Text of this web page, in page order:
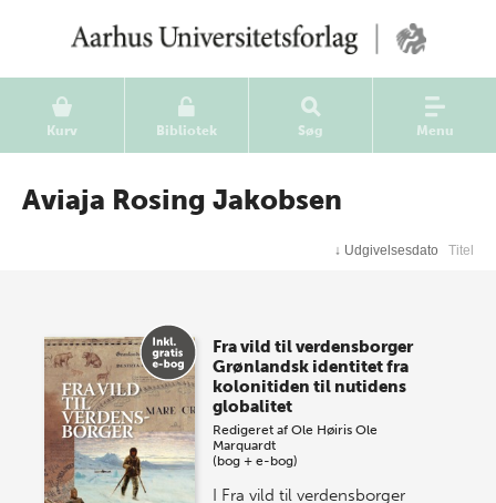
Kurv Bibliotek Søg Menu
Aviaja Rosing Jakobsen
↓ Udgivelsesdato Titel
Fra vild til verdensborger
Grønlandsk identitet fra
kolonitiden til nutidens
globalitet
Redigeret afOle Høiris Ole
Marquardt
(bog + e-bog)
I Fra vild til verdensborger